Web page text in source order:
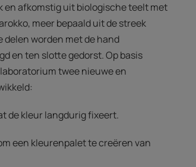
en afkomstig uit biologische teelt met
meer bepaald uit de streek
delen worden met de hand
en ten slotte gedorst. Op basis
twee nieuwe en
de kleur langdurig fixeert.
een kleurenpalet te creëren van